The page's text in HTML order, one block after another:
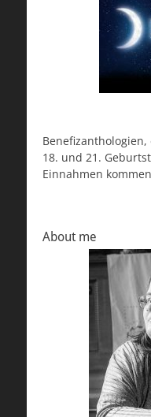
18. und 21.
Einnahmen
About me